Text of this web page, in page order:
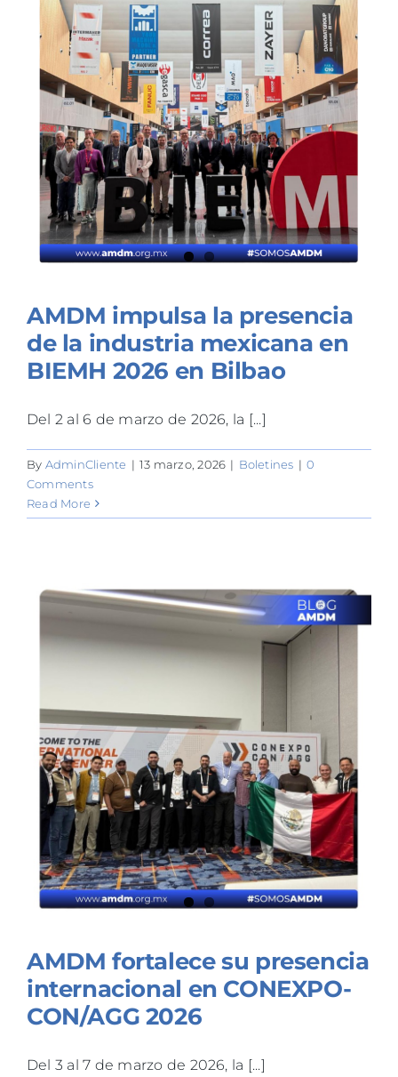
AMDM impulsa la presencia
de la industria mexicana en
BIEMH 2026 en Bilbao
Del 2 al 6 de marzo de 2026, la [...]
By AdminCliente | 13 marzo, 2026 | Boletines | 0
Comments
Read More
AMDM fortalece su presencia
internacional en CONEXPO-
CON/AGG 2026
Del 3 al 7 de marzo de 2026, la [...]